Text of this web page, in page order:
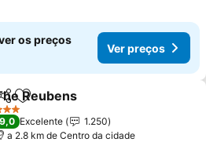
os preços
Ver preços
Adicionar aos favoritos
Reubens
Estrelas
9,0 Excelente
1.250
a 2.8 km de Centro da cidade